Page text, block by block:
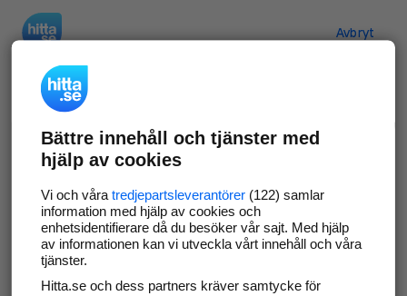
Avbryt
Verifiera ditt företag
Gör som 69 530företag
företagssida på hitta.se och syns bättre mot
kunder i ditt närområde. Helt kostnadsfritt.
Uppdatera din företagsinformation
Bättre innehåll och tjänster med
hjälp av cookies
Vi och våra tredjepartsleverantörer(122) samlar
information med hjälp av cookies och
enhetsidentifierare då du besöker vår sajt. Med hjälp
av informationen kan vi utveckla vårt innehåll och våra
tjänster.
Hitta.se och dess partners kräver samtycke för